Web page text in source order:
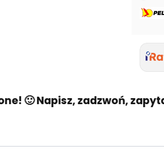
Napisz, zadzwoń, zapytaj 🎉